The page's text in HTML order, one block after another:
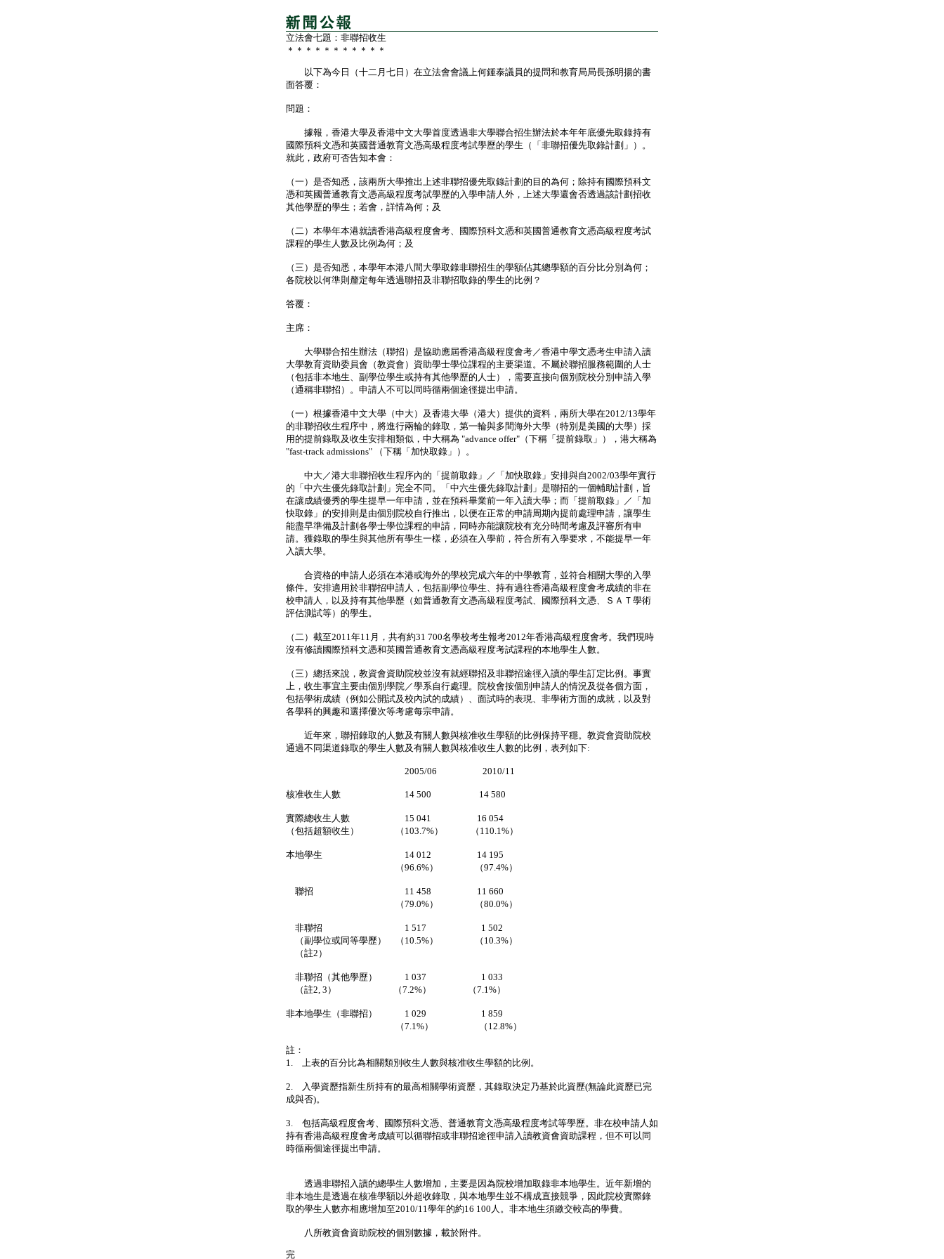
立法會七題：非聯招收生
＊＊＊＊＊＊＊＊＊＊＊
以下為今日（十二月七日）在立法會會議上何鍾泰議員的提問和教育局局長孫明揚的書
面答覆：
問題：
據報，香港大學及香港中文大學首度透過非大學聯合招生辦法於本年年底優先取錄持有
國際預科文憑和英國普通教育文憑高級程度考試學歷的學生（「非聯招優先取錄計劃」）。
就此，政府可否告知本會：
（一）是否知悉，該兩所大學推出上述非聯招優先取錄計劃的目的為何；除持有國際預科文
憑和英國普通教育文憑高級程度考試學歷的入學申請人外，上述大學還會否透過該計劃招收
其他學歷的學生；若會，詳情為何；及
（二）本學年本港就讀香港高級程度會考、國際預科文憑和英國普通教育文憑高級程度考試
課程的學生人數及比例為何；及
（三）是否知悉，本學年本港八間大學取錄非聯招生的學額佔其總學額的百分比分別為何；
各院校以何準則釐定每年透過聯招及非聯招取錄的學生的比例？
答覆：
主席：
大學聯合招生辦法（聯招）是協助應屆香港高級程度會考／香港中學文憑考生申請入讀
大學教育資助委員會（教資會）資助學士學位課程的主要渠道。不屬於聯招服務範圍的人士
（包括非本地生、副學位學生或持有其他學歷的人士），需要直接向個別院校分別申請入學
（通稱非聯招）。申請人不可以同時循兩個途徑提出申請。
（一）根據香港中文大學（中大）及香港大學（港大）提供的資料，兩所大學在2012/13學年
的非聯招收生程序中，將進行兩輪的錄取，第一輪與多間海外大學（特別是美國的大學）採
用的提前錄取及收生安排相類似，中大稱為 "advance offer"（下稱「提前錄取」），港大稱為
"fast-track admissions" （下稱「加快取錄」）。
中大／港大非聯招收生程序內的「提前取錄」／「加快取錄」安排與自2002/03學年實行
的「中六生優先錄取計劃」完全不同。「中六生優先錄取計劃」是聯招的一個輔助計劃，旨
在讓成績優秀的學生提早一年申請，並在預科畢業前一年入讀大學；而「提前取錄」／「加
快取錄」的安排則是由個別院校自行推出，以便在正常的申請周期內提前處理申請，讓學生
能盡早準備及計劃各學士學位課程的申請，同時亦能讓院校有充分時間考慮及評審所有申
請。獲錄取的學生與其他所有學生一樣，必須在入學前，符合所有入學要求，不能提早一年
入讀大學。
合資格的申請人必須在本港或海外的學校完成六年的中學教育，並符合相關大學的入學
條件。安排適用於非聯招申請人，包括副學位學生、持有過往香港高級程度會考成績的非在
校申請人，以及持有其他學歷（如普通教育文憑高級程度考試、國際預科文憑、ＳＡＴ學術
評估測試等）的學生。
（二）截至2011年11月，共有約31 700名學校考生報考2012年香港高級程度會考。我們現時
沒有修讀國際預科文憑和英國普通教育文憑高級程度考試課程的本地學生人數。
（三）總括來說，教資會資助院校並沒有就經聯招及非聯招途徑入讀的學生訂定比例。事實
上，收生事宜主要由個別學院／學系自行處理。院校會按個別申請人的情況及從各個方面，
包括學術成績（例如公開試及校內試的成績）、面試時的表現、非學術方面的成就，以及對
各學科的興趣和選擇優次等考慮每宗申請。
近年來，聯招錄取的人數及有關人數與核准收生學額的比例保持平穩。教資會資助院校
通過不同渠道錄取的學生人數及有關人數與核准收生人數的比例，表列如下:
2005/06 2010/11
核准收生人數 14 500 14 580
實際總收生人數 15 041 16 054
（包括超額收生） （103.7%） （110.1%）
本地學生 14 012 14 195
（96.6%） （97.4%）
聯招 11 458 11 660
（79.0%） （80.0%）
非聯招 1 517 1 502
（副學位或同等學歷） （10.5%） （10.3%）
（註2）
非聯招（其他學歷） 1 037 1 033
（註2, 3） （7.2%） （7.1%）
非本地學生（非聯招） 1 029 1 859
（7.1%） （12.8%）
註：
1. 上表的百分比為相關類別收生人數與核准收生學額的比例。
2. 入學資歷指新生所持有的最高相關學術資歷，其錄取決定乃基於此資歷(無論此資歷已完
成與否)。
3. 包括高級程度會考、國際預科文憑、普通教育文憑高級程度考試等學歷。非在校申請人如
持有香港高級程度會考成績可以循聯招或非聯招途徑申請入讀教資會資助課程，但不可以同
時循兩個途徑提出申請。
透過非聯招入讀的總學生人數增加，主要是因為院校增加取錄非本地學生。近年新增的
非本地生是透過在核准學額以外超收錄取，與本地學生並不構成直接競爭，因此院校實際錄
取的學生人數亦相應增加至2010/11學年的約16 100人。非本地生須繳交較高的學費。
八所教資會資助院校的個別數據，載於附件。
完